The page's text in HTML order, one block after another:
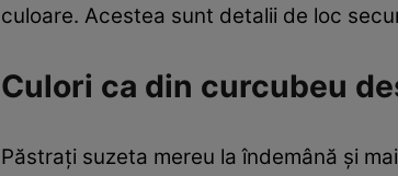
culoare. Acestea sunt detalii de loc
Culori ca din curcubeu
Păstrați suzeta mereu la îndemână și